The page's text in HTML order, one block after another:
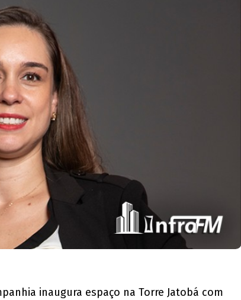
inaugura espaço na Torre Jatobá com